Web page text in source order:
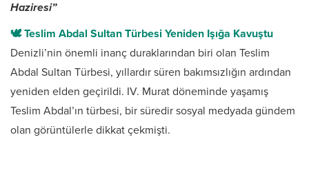
Haziresi”
🕊️ Teslim Abdal Sultan Türbesi Yeniden Işığa Kavuştu
Denizli’nin önemli inanç duraklarından biri olan Teslim
Abdal Sultan Türbesi, yıllardır süren bakımsızlığın ardından
yeniden elden geçirildi. IV. Murat döneminde yaşamış
Teslim Abdal’ın türbesi, bir süredir sosyal medyada gündem
olan görüntülerle dikkat çekmişti.